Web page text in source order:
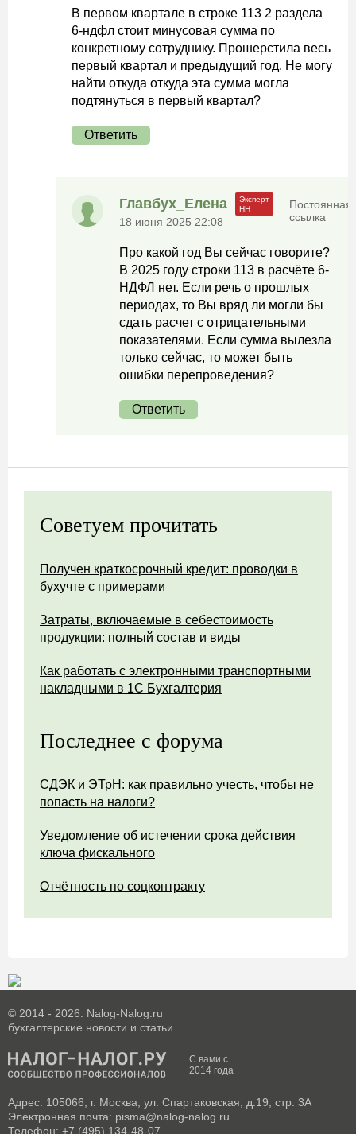
В первом квартале в строке 113 2 раздела
6-ндфл стоит минусовая сумма по
конкретному сотруднику. Прошерстила весь
первый квартал и предыдущий год. Не могу
найти откуда откуда эта сумма могла
подтянуться в первый квартал?
Ответить
Главбух_Елена
18 июня 2025 22:08
Постоянная
ссылка
Про какой год Вы сейчас говорите?
В 2025 году строки 113 в расчёте 6-
НДФЛ нет. Если речь о прошлых
периодах, то Вы вряд ли могли бы
сдать расчет с отрицательными
показателями. Если сумма вылезла
только сейчас, то может быть
ошибки перепроведения?
Ответить
Советуем прочитать
Получен краткосрочный кредит: проводки в
бухучте с примерами
Затраты, включаемые в себестоимость
продукции: полный состав и виды
Как работать с электронными транспортными
накладными в 1С Бухгалтерия
Последнее с форума
СДЭК и ЭТрН: как правильно учесть, чтобы не
попасть на налоги?
Уведомление об истечении срока действия
ключа фискального
Отчётность по соцконтракту
© 2014 - 2026. Nalog-Nalog.ru
бухгалтерские новости и статьи.
С вами с
2014 года
Адрес: 105066, г. Москва, ул. Спартаковская, д.19, стр. 3А
Электронная почта: pisma@nalog-nalog.ru
Телефон: +7 (495) 134-48-07